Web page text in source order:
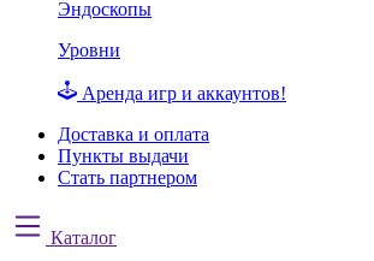
Эндоскопы
Уровни
Аренда игр и аккаунтов!
Доставка и оплата
Пункты выдачи
Стать партнером
Каталог